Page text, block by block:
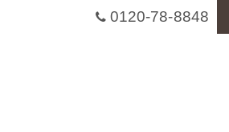
0120-78-8848